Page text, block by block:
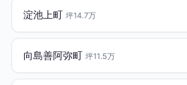
淀池上町 坪14.7万
向島善阿弥町 坪11.5万